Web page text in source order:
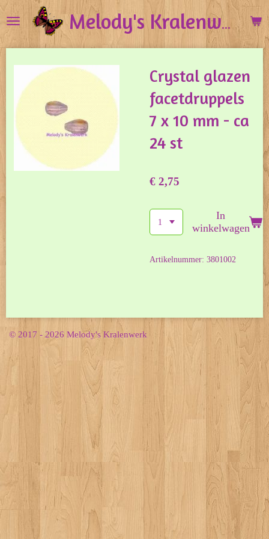
direct
naar
hoofdinhoud
Melody's Kralenwerk
Crystal glazen
facetdruppels
7 x 10 mm - ca
24 st
€ 2,75
In
winkelwagen
Artikelnummer: 3801002
© 2017 - 2026 Melody's Kralenwerk